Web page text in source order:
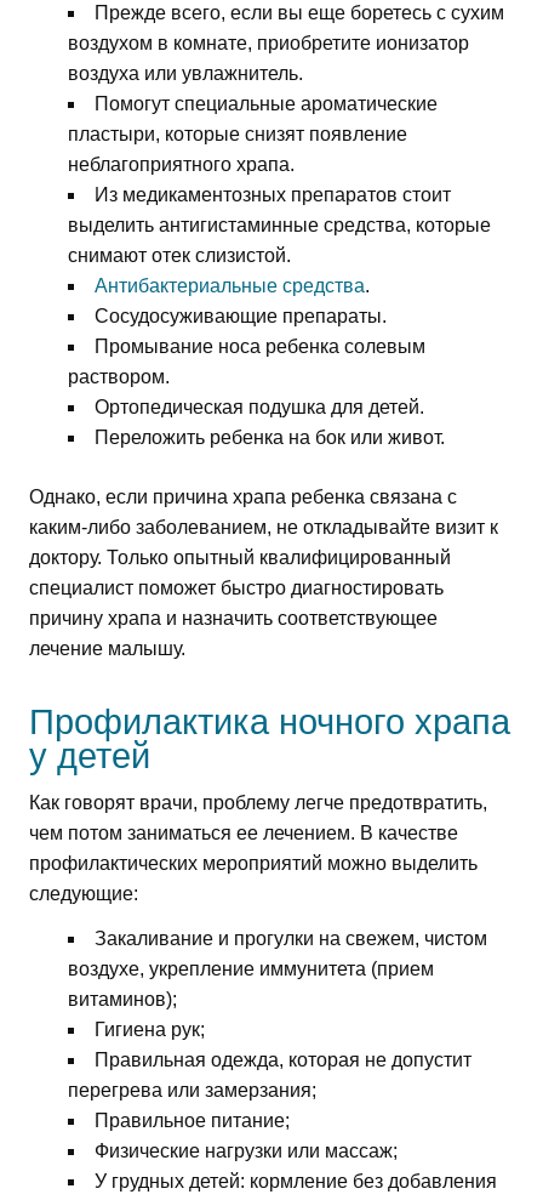
Прежде всего, если вы еще боретесь с сухим
воздухом в комнате, приобретите ионизатор
воздуха или увлажнитель.
Помогут специальные ароматические
пластыри, которые снизят появление
неблагоприятного храпа.
Из медикаментозных препаратов стоит
выделить антигистаминные средства, которые
снимают отек слизистой.
Антибактериальные средства.
Сосудосуживающие препараты.
Промывание носа ребенка солевым
раствором.
Ортопедическая подушка для детей.
Переложить ребенка на бок или живот.
Однако, если причина храпа ребенка связана с
каким-либо заболеванием, не откладывайте визит к
доктору. Только опытный квалифицированный
специалист поможет быстро диагностировать
причину храпа и назначить соответствующее
лечение малышу.
Профилактика ночного храпа
у детей
Как говорят врачи, проблему легче предотвратить,
чем потом заниматься ее лечением. В качестве
профилактических мероприятий можно выделить
следующие:
Закаливание и прогулки на свежем, чистом
воздухе, укрепление иммунитета (прием
витаминов);
Гигиена рук;
Правильная одежда, которая не допустит
перегрева или замерзания;
Правильное питание;
Физические нагрузки или массаж;
У грудных детей: кормление без добавления